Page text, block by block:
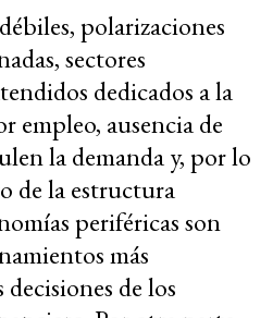
polarizaciones
sectores
dedicados a la
empleo, ausencia de
la demanda y, por lo
de la estructura
periféricas son
más
de los